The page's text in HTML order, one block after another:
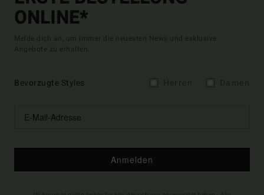
ONLINE*
Melde dich an, um immer die neuesten News und exklusive
Angebote zu erhalten.
Bevorzugte Styles
Anmelden